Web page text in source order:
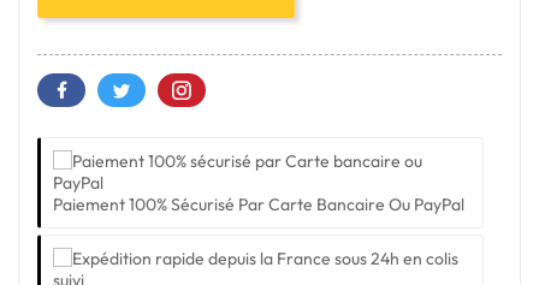
Paiement 100% Sécurisé Par Carte Bancaire Ou PayPal